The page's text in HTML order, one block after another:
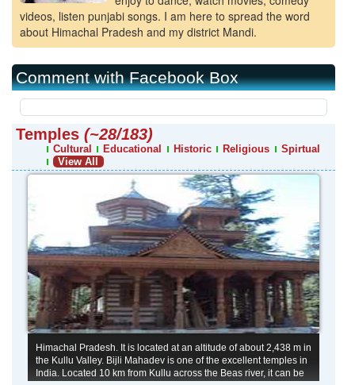
videos, listen punjabi songs. I am here to spread the word
about Himachal Pradesh and my district Mandi.
Comment with Facebook Box
Temples (~28/183)
Cultural Educational Historic Religious
Spirtual
View All
Himachal Pradesh. It is located at an altitude of about 2,438 m in
the Kullu Valley. Bijli Mahadev is one of the excellent temples in
India. Located 10 km from Kullu across the Beas river, it can be